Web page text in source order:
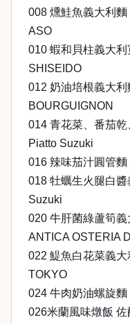
008 燻鮭魚義大利
ASO
010 蝦和貝柱義大
SHISEIDO
012 奶油培根義大
BOURGUIGNON
014 青花菜、番茄
Piatto Suzuki
016 辣味茄汁圓管
018 牡蠣生火腿白
Suzuki
020 牛肝菌綠蘆筍
ANTICA OSTERIA
022 鯷魚白花菜義
TOKYO
024 牛肉奶油螺旋
026米蘭風味燉飯